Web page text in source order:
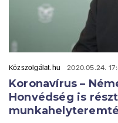
Közszolgálat.hu 2020.05.24.
Koronavírus –
Honvédség is